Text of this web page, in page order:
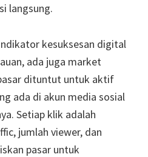
langsung.
kesuksesan digital
ada juga market
dituntut untuk aktif
ada di akun media sosial
Setiap klik adalah
jumlah viewer, dan
pasar untuk